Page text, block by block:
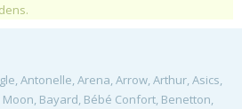
Antonelle, Arena, Arrow, Arthur, Asics,
Bayard, Bébé Confort, Benetton,